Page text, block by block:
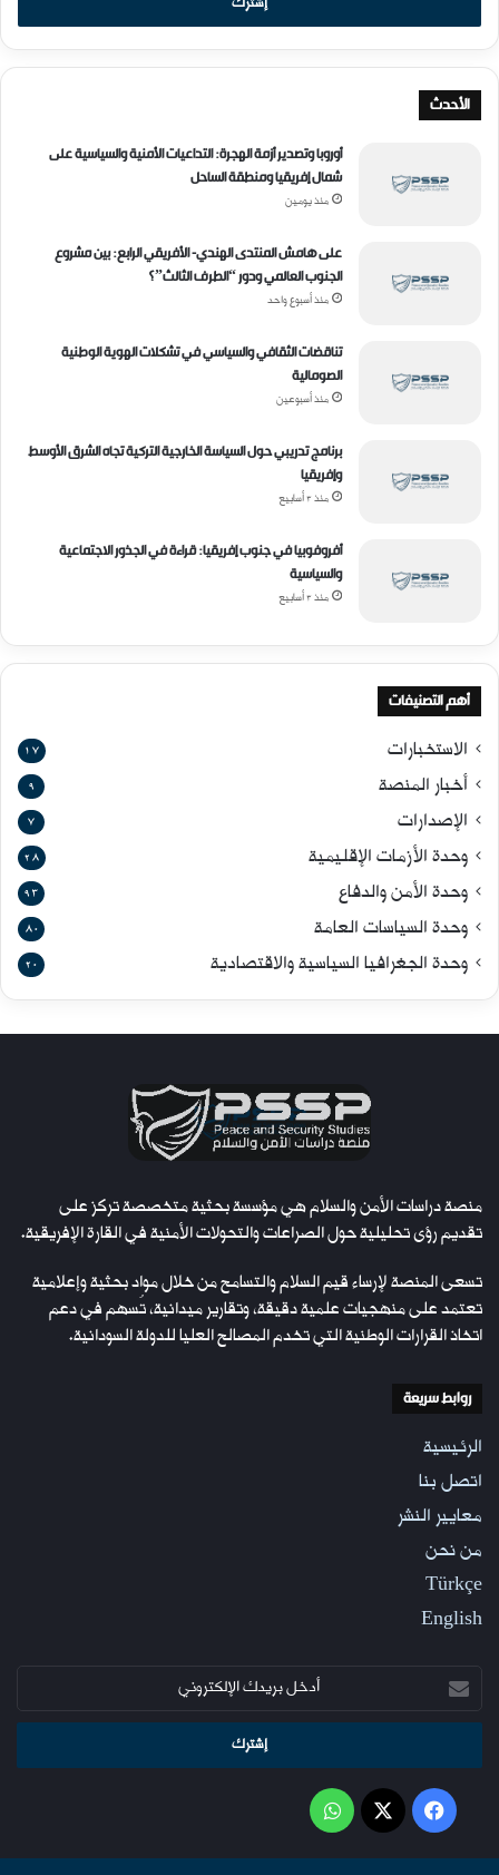
ب
ر
ي
د
ك
الأحدث
أوروبا وتصدير أزمة الهجرة: التداعيات الأمنية والسياسية على
شمال إفريقيا ومنطقة الساحل
منذ يومين
على هامش المنتدى الهندي- الأفريقي الرابع: بين مشروع
الجنوب العالمي ودور “الطرف الثالث”؟
منذ أسبوع واحد
تناقضات الثقافي والسياسي في تشكلات الهوية الوطنية
الصومالية
منذ أسبوعين
برنامج تدريبي حول السياسة الخارجية التركية تجاه الشرق الأوسط
وإفريقيا
منذ 3 أسابيع
أفروفوبيا في جنوب إفريقيا: قراءة في الجذور الاجتماعية
والسياسية
منذ 3 أسابيع
أهم التصنيفات
الاستخبارات 17
أخبار المنصة 9
الإصدارات 7
وحدة الأزمات الإقليمية 28
وحدة الأمن والدفاع 93
وحدة السياسات العامة 80
وحدة الجغرافيا السياسية والاقتصادية 20
منصة دراسات الأمن والسلام هي مؤسسة بحثية متخصصة تركز على
تقديم رؤى تحليلية حول الصراعات والتحولات الأمنية في القارة الإفريقية.
تسعى المنصة لإرساء قيم السلام والتسامح من خلال مواد بحثية وإعلامية
تعتمد على منهجيات علمية دقيقة، وتقارير ميدانية، تُسهم في دعم
اتخاذ القرارات الوطنية التي تخدم المصالح العليا للدولة السودانية.
روابط سريعة
الرئيسية
اتصل بنا
معايير النشر
من نحن
Türkçe
English
أدخل
بريدك
الإلكتروني
فيسبوك ‫X واتساب